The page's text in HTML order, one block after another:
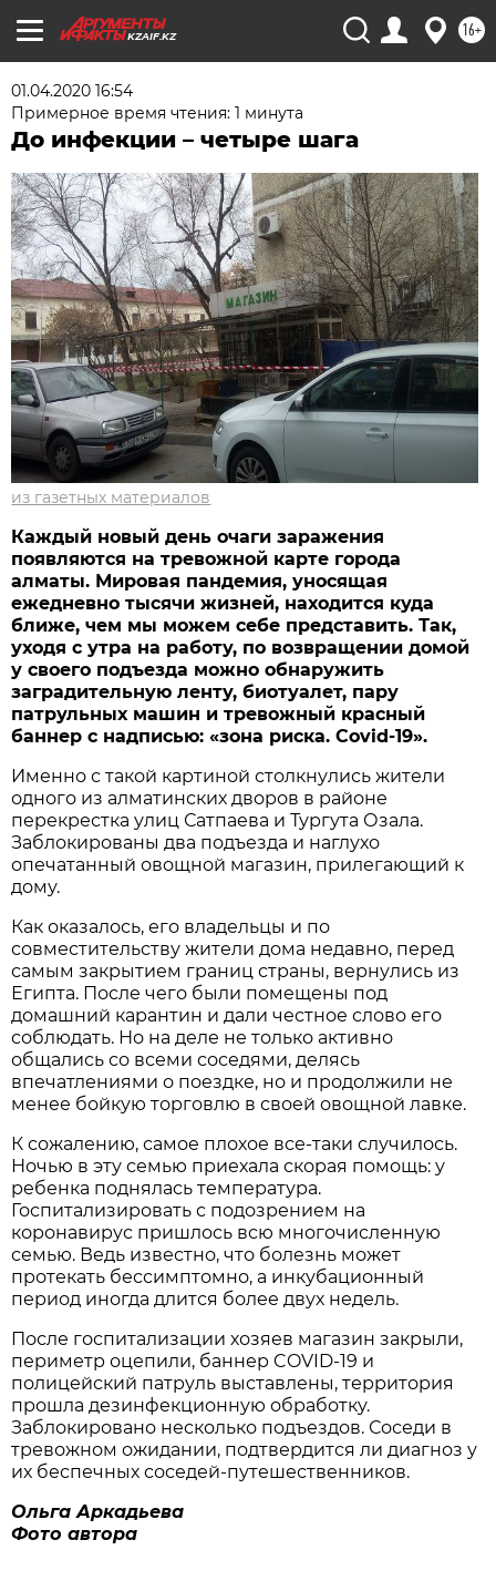
KZAIF.KZ 16+
01.04.2020 16:54
Примерное время чтения: 1 минута
До инфекции – четыре шага
из газетных материалов
Каждый новый день очаги заражения
появляются на тревожной карте города
алматы. Мировая пандемия, уносящая
ежедневно тысячи жизней, находится куда
ближе, чем мы можем себе представить. Так,
уходя с утра на работу, по возвращении домой
у своего подъезда можно обнаружить
заградительную ленту, биотуалет, пару
патрульных машин и тревожный красный
баннер с надписью: «зона риска. Covid-19».
Именно с такой картиной столкнулись жители
одного из алматинских дворов в районе
перекрестка улиц Сатпаева и Тургута Озала.
Заблокированы два подъезда и наглухо
опечатанный овощной магазин, прилегающий к
дому.
Как оказалось, его владельцы и по
совместительству жители дома недавно, перед
самым закрытием границ страны, вернулись из
Египта. После чего были помещены под
домашний карантин и дали честное слово его
соблюдать. Но на деле не только активно
общались со всеми соседями, делясь
впечатлениями о поездке, но и продолжили не
менее бойкую торговлю в своей овощной лавке.
К сожалению, самое плохое все-таки случилось.
Ночью в эту семью приехала скорая помощь: у
ребенка поднялась температура.
Госпитализировать с подозрением на
коронавирус пришлось всю многочисленную
семью. Ведь известно, что болезнь может
протекать бессимптомно, а инкубационный
период иногда длится более двух недель.
После госпитализации хозяев магазин закрыли,
периметр оцепили, баннер COVID-19 и
полицейский патруль выставлены, территория
прошла дезинфекционную обработку.
Заблокировано несколько подъездов. Соседи в
тревожном ожидании, подтвердится ли диагноз у
их беспечных соседей-путешественников.
Ольга Аркадьева
Фото автора